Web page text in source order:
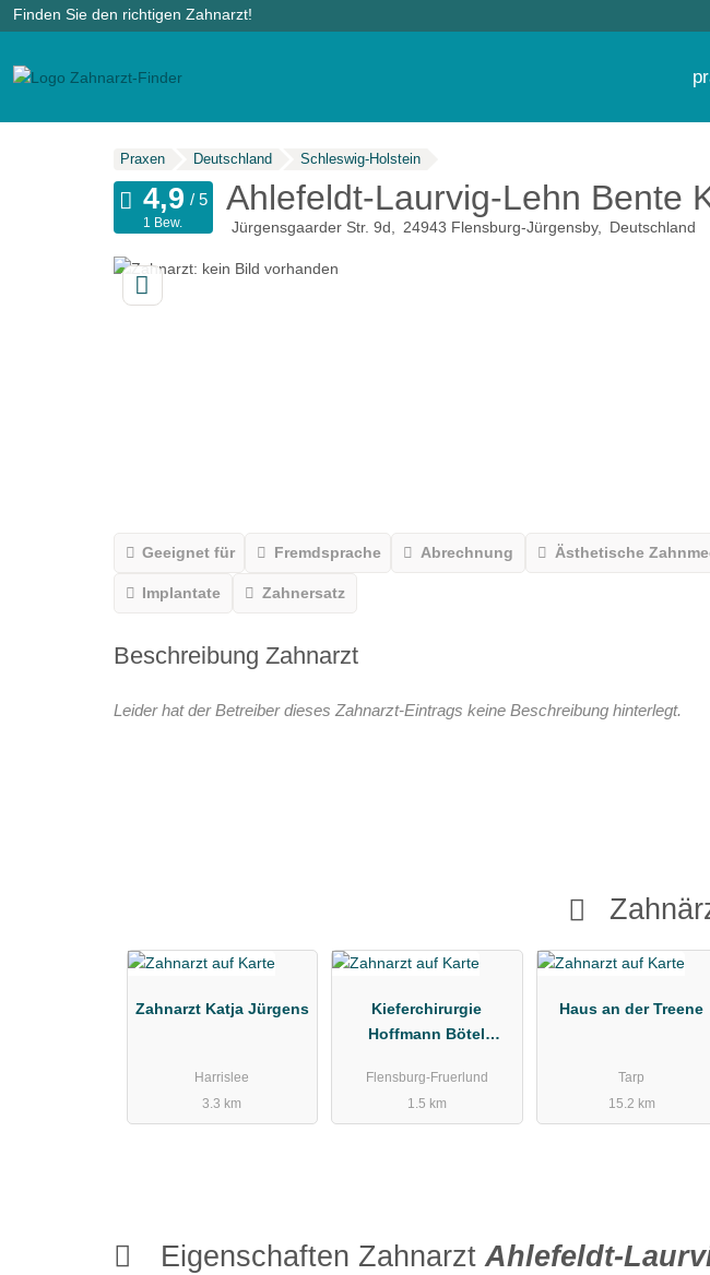
Finden Sie den richtigen Zahnarzt!
Praxen Deutschland Schleswig-Holstein
Ahlefeldt-Laurvig-Lehn Bente
Jürgensgaarder Str. 9d 24943 Flensburg-Jürgensby Deutschland
1 Bew.
Geeignet für Fremdsprache Abrechnung Ästhetische
Implantate Zahnersatz
Beschreibung Zahnarzt
Leider hat der Betreiber dieses Zahnarzt-Eintrags keine Beschreibung hinterlegt.
Zahnarzt Katja Jürgens
Harrislee
3.3 km
Kieferchirurgie
Hoffmann Bötel
Flensburg-Fruerlund
1.5 km
Haus an der Treene
Tarp
15.2 km
Eigenschaften ZahnarztAhlefeldt-